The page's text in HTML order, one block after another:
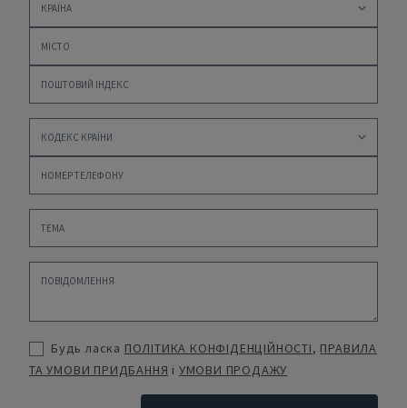
Будь ласка ПОЛІТИКА КОНФІДЕНЦІЙНОСТІ, ПРАВИЛА
ТА УМОВИ ПРИДБАННЯ і УМОВИ ПРОДАЖУ